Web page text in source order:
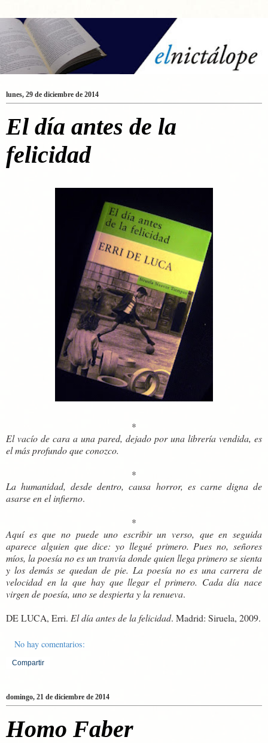
lunes, 29 de diciembre de 2014
El día antes de la
felicidad
*
El vacío de cara a una pared, dejado por una librería vendida, es
el más profundo que conozco.
*
La humanidad, desde dentro, causa horror, es carne digna de
asarse en el infierno.
*
Aquí es que no puede uno escribir un verso, que en seguida
aparece alguien que dice: yo llegué primero. Pues no, señores
míos, la poesía no es un tranvía donde quien llega primero se sienta
y los demás se quedan de pie. La poesía no es una carrera de
velocidad en la que hay que llegar el primero. Cada día nace
virgen de poesía, uno se despierta y la renueva.
DE LUCA, Erri. El día antes de la felicidad. Madrid: Siruela, 2009.
No hay comentarios:
Compartir
domingo, 21 de diciembre de 2014
Homo Faber